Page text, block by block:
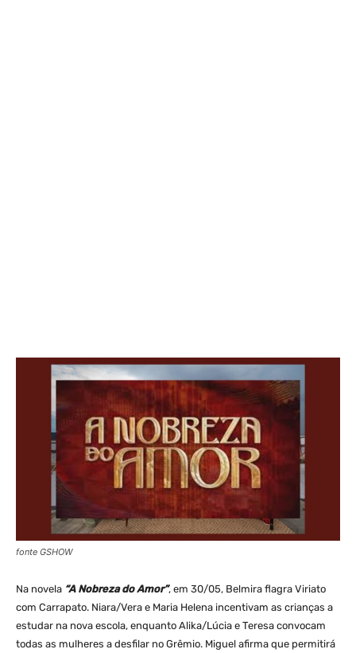
fonte GSHOW
Na novela “A Nobreza do Amor”, em 30/05, Belmira flagra Viriato
com Carrapato. Niara/Vera e Maria Helena incentivam as crianças a
estudar na nova escola, enquanto Alika/Lúcia e Teresa convocam
todas as mulheres a desfilar no Grêmio. Miguel afirma que permitirá